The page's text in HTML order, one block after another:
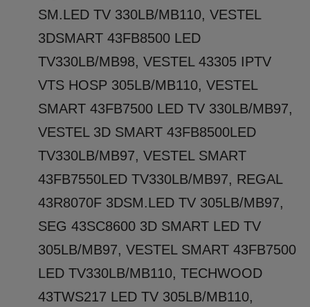
SM.LED TV 330LB/MB110, VESTEL
3DSMART 43FB8500 LED
TV330LB/MB98, VESTEL 43305 IPTV
VTS HOSP 305LB/MB110, VESTEL
SMART 43FB7500 LED TV 330LB/MB97,
VESTEL 3D SMART 43FB8500LED
TV330LB/MB97, VESTEL SMART
43FB7550LED TV330LB/MB97, REGAL
43R8070F 3DSM.LED TV 305LB/MB97,
SEG 43SC8600 3D SMART LED TV
305LB/MB97, VESTEL SMART 43FB7500
LED TV330LB/MB110, TECHWOOD
43TWS217 LED TV 305LB/MB110,